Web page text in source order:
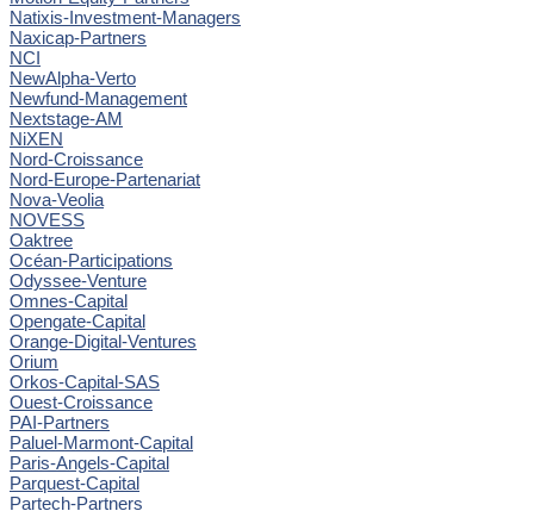
Natixis-Investment-Managers
Naxicap-Partners
NCI
NewAlpha-Verto
Newfund-Management
Nextstage-AM
NiXEN
Nord-Croissance
Nord-Europe-Partenariat
Nova-Veolia
NOVESS
Oaktree
Océan-Participations
Odyssee-Venture
Omnes-Capital
Opengate-Capital
Orange-Digital-Ventures
Orium
Orkos-Capital-SAS
Ouest-Croissance
PAI-Partners
Paluel-Marmont-Capital
Paris-Angels-Capital
Parquest-Capital
Partech-Partners